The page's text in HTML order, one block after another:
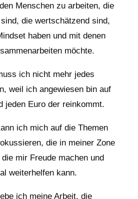
Menschen zu arbeiten, die
die wertschätzend sind,
haben und mit denen
möchte.
ich nicht mehr jedes
weil ich angewiesen bin auf
jeden Euro der reinkommt.
ich mich auf die Themen
die in meiner Zone
mir Freude machen und
weiterhelfen kann.
ich meine Arbeit, die